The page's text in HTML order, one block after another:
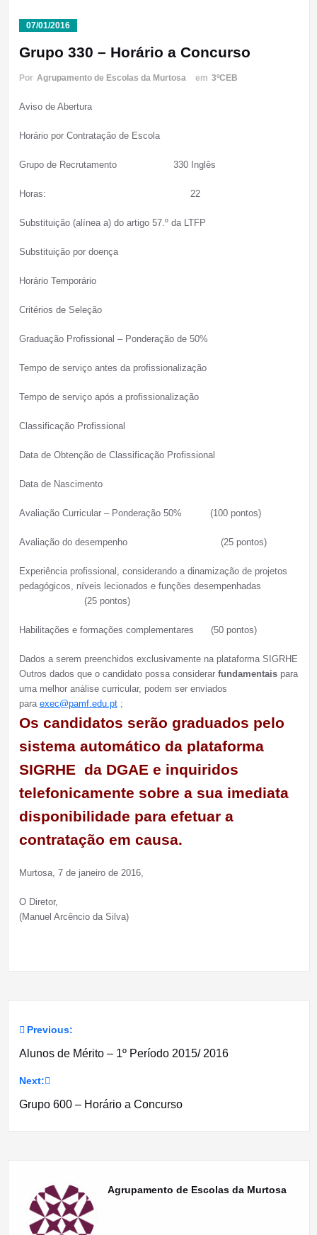
07/01/2016
Grupo 330 – Horário a Concurso
Por Agrupamento de Escolas da Murtosa em 3ºCEB
Aviso de Abertura
Horário por Contratação de Escola
Grupo de Recrutamento 330 Inglês
Horas: 22
Substituição (alínea a) do artigo 57.º da LTFP
Substituição por doença
Horário Temporário
Critérios de Seleção
Graduação Profissional – Ponderação de 50%
Tempo de serviço antes da profissionalização
Tempo de serviço após a profissionalização
Classificação Profissional
Data de Obtenção de Classificação Profissional
Data de Nascimento
Avaliação Curricular – Ponderação 50% (100 pontos)
Avaliação do desempenho (25 pontos)
Experiência profissional, considerando a dinamização de projetos
pedagógicos, níveis lecionados e funções desempenhadas
(25 pontos)
Habilitações e formações complementares (50 pontos)
Dados a serem preenchidos exclusivamente na plataforma SIGRHE
Outros dados que o candidato possa considerar fundamentaispara
uma melhor análise curricular, podem ser enviados
para exec@pamf.edu.pt;
Os candidatos serão graduados pelo
sistema automático da plataforma
SIGRHE da DGAEe inquiridos
telefonicamente sobre a sua imediata
disponibilidade para efetuar a
contratação em causa.
Murtosa, 7 de janeiro de 2016,
O Diretor,
(Manuel Arcêncio da Silva)
Navegação
artigos
Previous:
Alunos de Mérito – 1º Período 2015/ 2016
Next:
Grupo 600 – Horário a Concurso
Agrupamento de Escolas da Murtosa